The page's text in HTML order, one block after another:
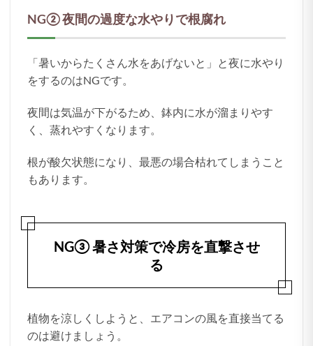
NG② 夜間の過度な水やりで根腐れ
「暑いからたくさん水をあげないと」と夜に水やり
をするのはNGです。
夜間は気温が下がるため、鉢内に水が溜まりやす
く、蒸れやすくなります。
根が酸欠状態になり、最悪の場合枯れてしまうこと
もあります。
NG③ 暑さ対策で冷房を直撃させ
る
植物を涼しくしようと、エアコンの風を直接当てる
のは避けましょう。